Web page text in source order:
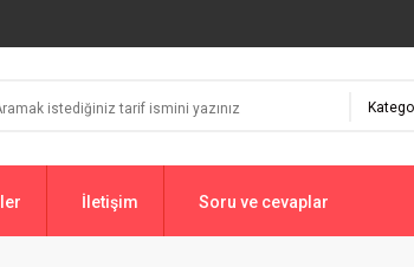
İletişim Soru ve cevaplar